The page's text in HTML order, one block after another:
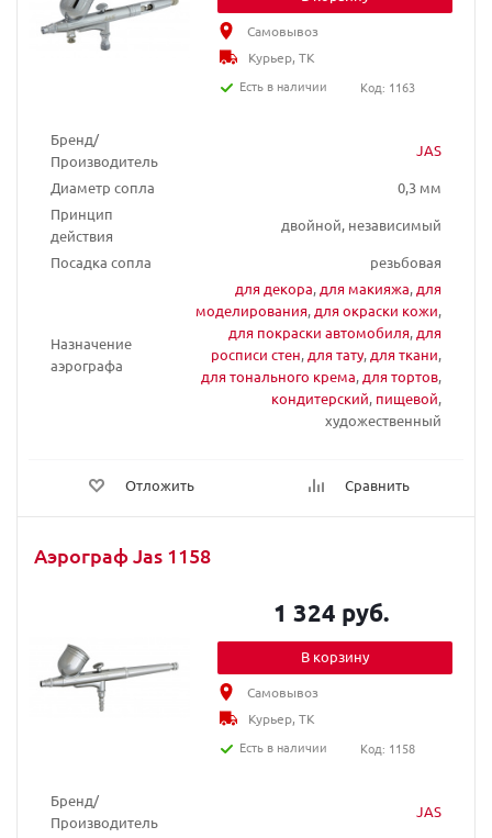
Бренд/
Производитель
JAS
Диаметр сопла
0,3 мм
Принцип
действия
двойной, независимый
Посадка сопла
резьбовая
Назначение
аэрографа
для декора, для макияжа, для
моделирования, для окраски кожи,
для покраски автомобиля, для
росписи стен, для тату, для ткани,
для тонального крема, для тортов,
кондитерский, пищевой,
художественный
Отложить Сравнить
Самовывоз
Курьер, ТК
Есть в наличии
Код: 1163
Аэрограф Jas 1158
Бренд/
Производитель
JAS
1 324 руб.
В корзину
Самовывоз
Курьер, ТК
Есть в наличии
Код: 1158